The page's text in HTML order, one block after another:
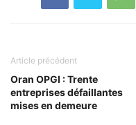
Article précédent
Oran OPGI : Trente
entreprises défaillantes
mises en demeure